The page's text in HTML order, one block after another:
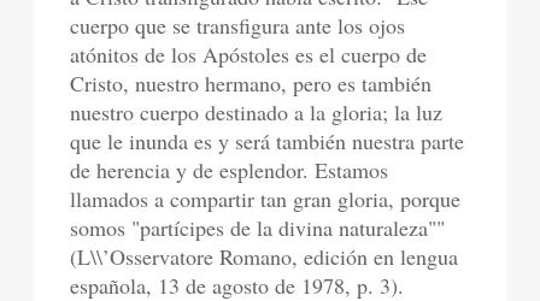
cuerpo que se transfigura ante los ojos
atónitos de los Apóstoles es el cuerpo de
Cristo, nuestro hermano, pero es también
nuestro cuerpo destinado a la gloria; la luz
que le inunda es y será también nuestra parte
de herencia y de esplendor. Estamos
llamados a compartir tan gran gloria, porque
somos "partícipes de la divina naturaleza""
(L\\’Osservatore Romano, edición en lengua
española, 13 de agosto de 1978, p. 3).